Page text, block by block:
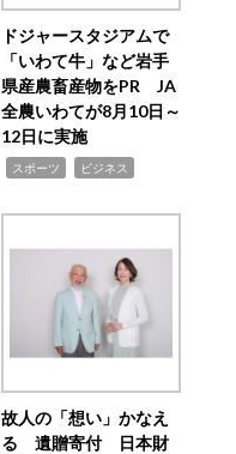
ドジャースタジアムで
「いわて牛」など岩手
県産農畜産物をPR JA
全農いわてが8月10日～
12日に実施
スポーツ ビジネス
故人の「想い」かなえ
る 遺贈寄付 日本財